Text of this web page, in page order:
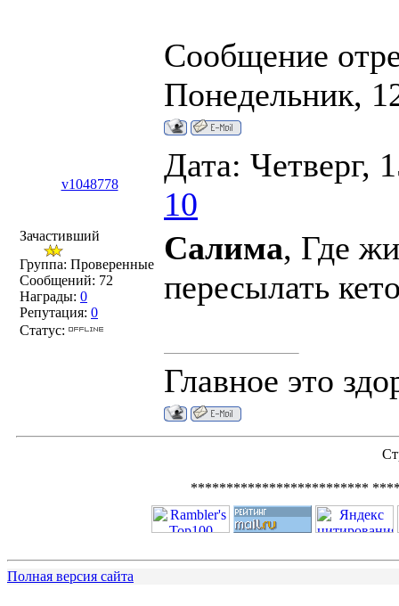
Сообщение
Понедельник,
v1048778
Дата: Четверг,
10
Зачастивший
Группа: Проверенные
Сообщений: 72
Награды: 0
Репутация: 0
Статус:
Салима, Где
пересылать
Главное это
*************************
Полная версия сайта